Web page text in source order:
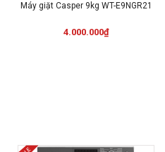
Máy giặt Casper 9kg WT-E9NGR21
4.000.000₫